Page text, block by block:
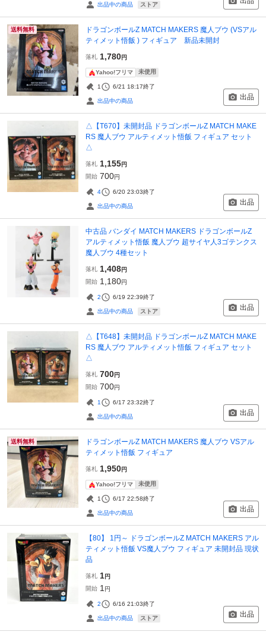
出品中の商品 ストア
送料無料
ドラゴンボールZ MATCH MAKERS 魔人ブウ (VSアル
ティメット悟飯 ) フィギュア 新品未開封
落札 1,780円
Yahoo!フリマ 未使用
1 6/21 18:17終了
出品中の商品 出品
△【T670】未開封品 ドラゴンボールZ MATCH MAKE
RS 魔人ブウ アルティメット悟飯 フィギュア セット
△
落札 1,155円
開始 700円
4 6/20 23:03終了
出品中の商品 出品
中古品 バンダイ MATCH MAKERS ドラゴンボールZ
アルティメット悟飯 魔人ブウ 超サイヤ人3ゴテンクス
魔人ブウ 4種セット
落札 1,408円
開始 1,180円
2 6/19 22:39終了
出品中の商品 ストア 出品
△【T648】未開封品 ドラゴンボールZ MATCH MAKE
RS 魔人ブウ アルティメット悟飯 フィギュア セット
△
落札 700円
開始 700円
1 6/17 23:32終了
出品中の商品 出品
送料無料
ドラゴンボールZ MATCH MAKERS 魔人ブウ VSアル
ティメット悟飯 フィギュア
落札 1,950円
Yahoo!フリマ 未使用
1 6/17 22:58終了
出品中の商品 出品
【80】 1円～ ドラゴンボールZ MATCH MAKERS アル
ティメット悟飯 VS魔人ブウ フィギュア 未開封品 現状
品
落札 1円
開始 1 円
2 6/16 21:03終了
出品中の商品 ストア 出品